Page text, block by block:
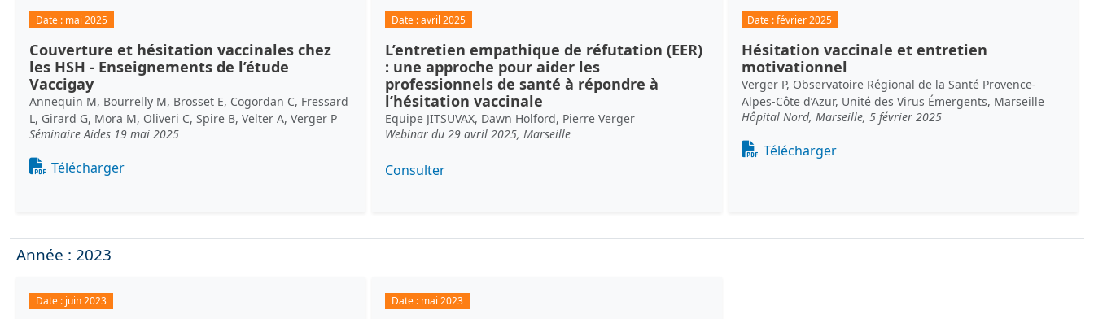
Date : mai 2025
Couverture et hésitation vaccinales chez
les HSH - Enseignements de l’étude
Vaccigay
Annequin M, Bourrelly M, Brosset E, Cogordan C, Fressard
L, Girard G, Mora M, Oliveri C, Spire B, Velter A, Verger P
Séminaire Aides 19 mai 2025
Document
Télécharger
Date :avril 2025
L’entretien empathique de réfutation (EER)
: une approche pour aider les
professionnels de santé à répondre à
l’hésitation vaccinale
Equipe JITSUVAX, Dawn Holford, Pierre Verger
Webinar du 29 avril 2025, Marseille
Consulter
Date :février 2025
Hésitation vaccinale et entretien
motivationnel
Verger P, Observatoire Régional de la Santé Provence-
Alpes-Côte d’Azur, Unité des Virus Émergents, Marseille
Hôpital Nord, Marseille, 5 février 2025
Document
Télécharger
Année : 2023
Date : juin 2023 Date : mai 2023